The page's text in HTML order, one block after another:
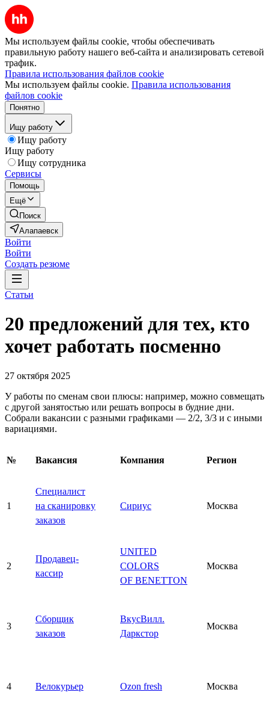
Мы используем файлы cookie, чтобы обеспечивать
правильную работу нашего веб-сайта и анализировать сетевой
трафик.
Правила использования файлов cookie
Мы используем файлы cookie. Правила использования
файлов cookie
Понятно
Ищу работу
Ищу работу
Ищу работу
Ищу сотрудника
Сервисы
Помощь
Ещё
Поиск
Алапаевск
Войти
Войти
Создать резюме
Статьи
20 предложений для тех, кто
хочет работать посменно
27 октября 2025
У работы по сменам свои плюсы: например, можно совмещать
с другой занятостью или решать вопросы в будние дни.
Собрали вакансии с разными графиками — 2/2, 3/3 и с иными
вариациями.
№ Вакансия Компания Регион
1
Специалист
на сканировку
заказов
Сириус Москва
2
Продавец-
кассир
UNITED
COLORS
OF BENETTON
Москва
3
Сборщик
заказов
ВкусВилл.
Даркстор
Москва
4 Велокурьер Ozon fresh Москва